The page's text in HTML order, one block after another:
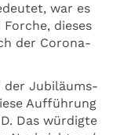
war es
dieses
der Corona-
der Jubiläums-
Aufführung
Das würdigte